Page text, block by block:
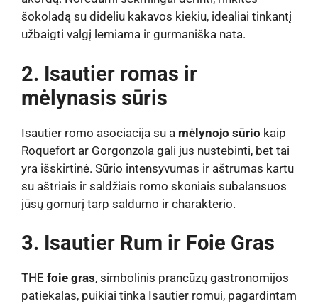
šokoladą su dideliu kakavos kiekiu, idealiai tinkantį
užbaigti valgį lemiama ir gurmaniška nata.
2. Isautier romas ir
mėlynasis sūris
Isautier romo asociacija su a mėlynojo sūrio kaip
Roquefort ar Gorgonzola gali jus nustebinti, bet tai
yra išskirtinė. Sūrio intensyvumas ir aštrumas kartu
su aštriais ir saldžiais romo skoniais subalansuos
jūsų gomurį tarp saldumo ir charakterio.
3. Isautier Rum ir Foie Gras
THE foie gras, simbolinis prancūzų gastronomijos
patiekalas, puikiai tinka Isautier romui, pagardintam